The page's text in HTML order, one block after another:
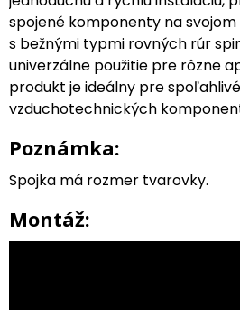
spojené komponenty na
s bežnými typmi rovných rúr
univerzálne použitie pre rôzne
produkt je ideálny pre
vzduchotechnických
Poznámka:
Spojka má rozmer tvarovky.
Montáž: